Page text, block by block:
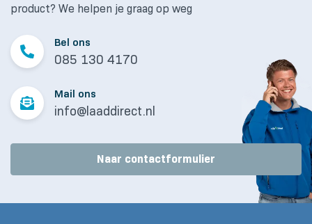
product? We helpen je graag op weg
Bel ons
085 130 4170
Mail ons
info@laaddirect.nl
Naar contactformulier